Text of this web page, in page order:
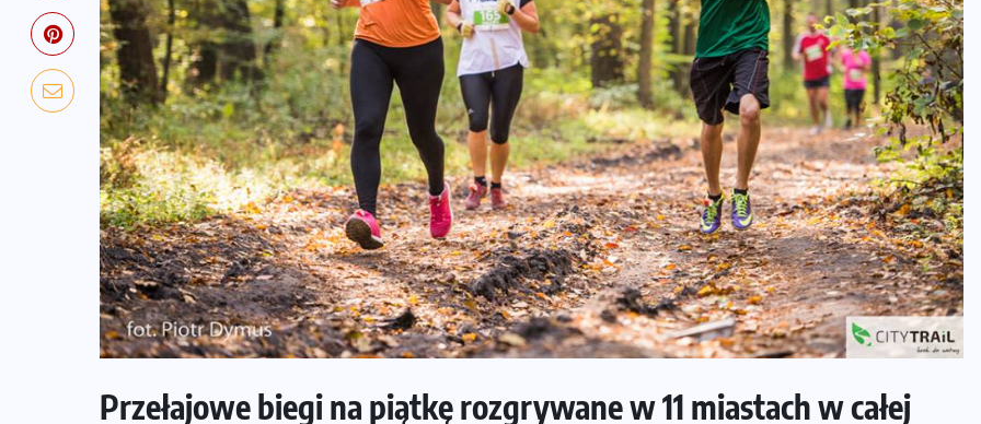
Przełajowe biegi na piątkę rozgrywane w 11 miastach w całej
NADCHODZĄCE IMPREZY WYDARZENIA